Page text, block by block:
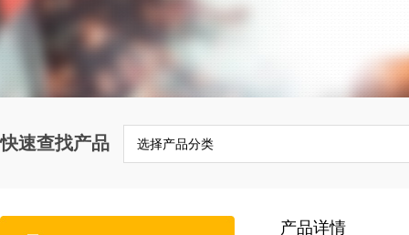
快速查找产品 选择产品分类
产品详情